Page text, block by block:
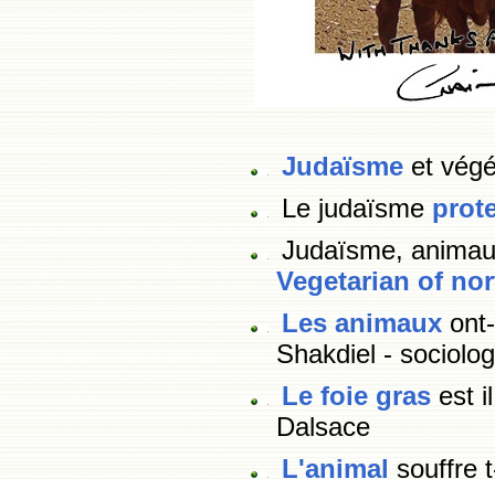
Judaïsme et
Le judaïsme
Judaïsme,
Vegetarian of
Les animaux
Shakdiel -
Le foie gras est
Dalsace
L'animal souffre